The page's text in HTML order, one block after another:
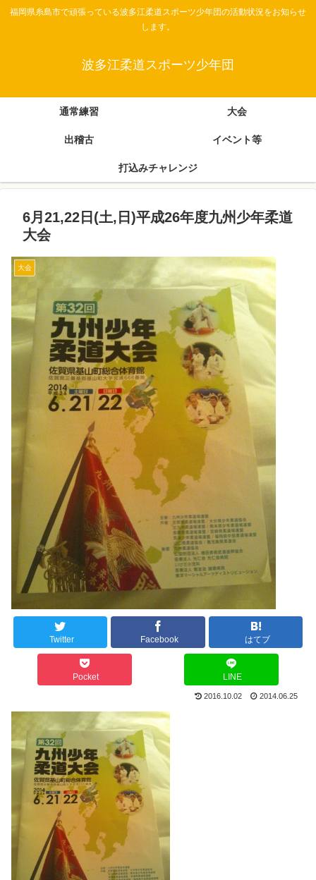
福岡県糸島市で頑張っている波多江柔道スポーツ少年団の活動状況をお知らせ
します。
波多江柔道スポーツ少年団
通常練習 大会
出稽古 イベント等
打込みチャレンジ
6月21,22日(土,日)平成26年度九州少年柔道
大会
大会
Twitter Facebook はてブ
Pocket LINE
2016.10.02 2014.06.25